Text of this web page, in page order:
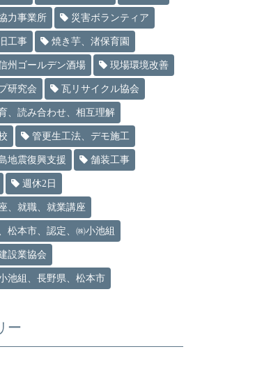
力事業所 災害ボランティア
工事 焼き芋、渚保育園
州ゴールデン酒場 現場環境改善
研究会 瓦リサイクル協会
、読み合わせ、相互理解
管更生工法、デモ施工
地震復興支援 舗装工事
週休2日
、就職、就業講座
松本市、認定、㈱小池組
設業協会
池組、長野県、松本市
ー